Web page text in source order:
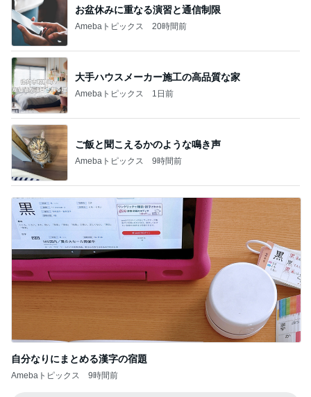
お盆休みに重なる演習と通信制限
Amebaトピックス 20時間前
大手ハウスメーカー施工の高品質な家
Amebaトピックス 1日前
ご飯と聞こえるかのような鳴き声
Amebaトピックス 9時間前
自分なりにまとめる漢字の宿題
Amebaトピックス 9時間前